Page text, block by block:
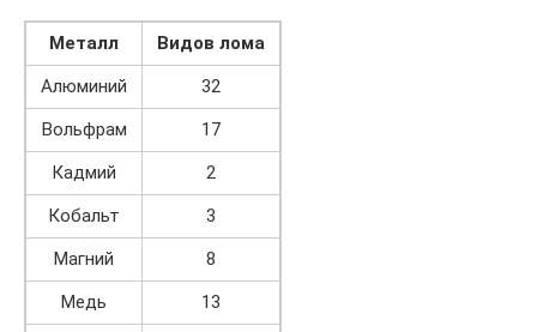
Металл
Видов лома
Алюминий
32
Вольфрам
17
Кадмий
2
Кобальт
3
Магний
8
Медь
13